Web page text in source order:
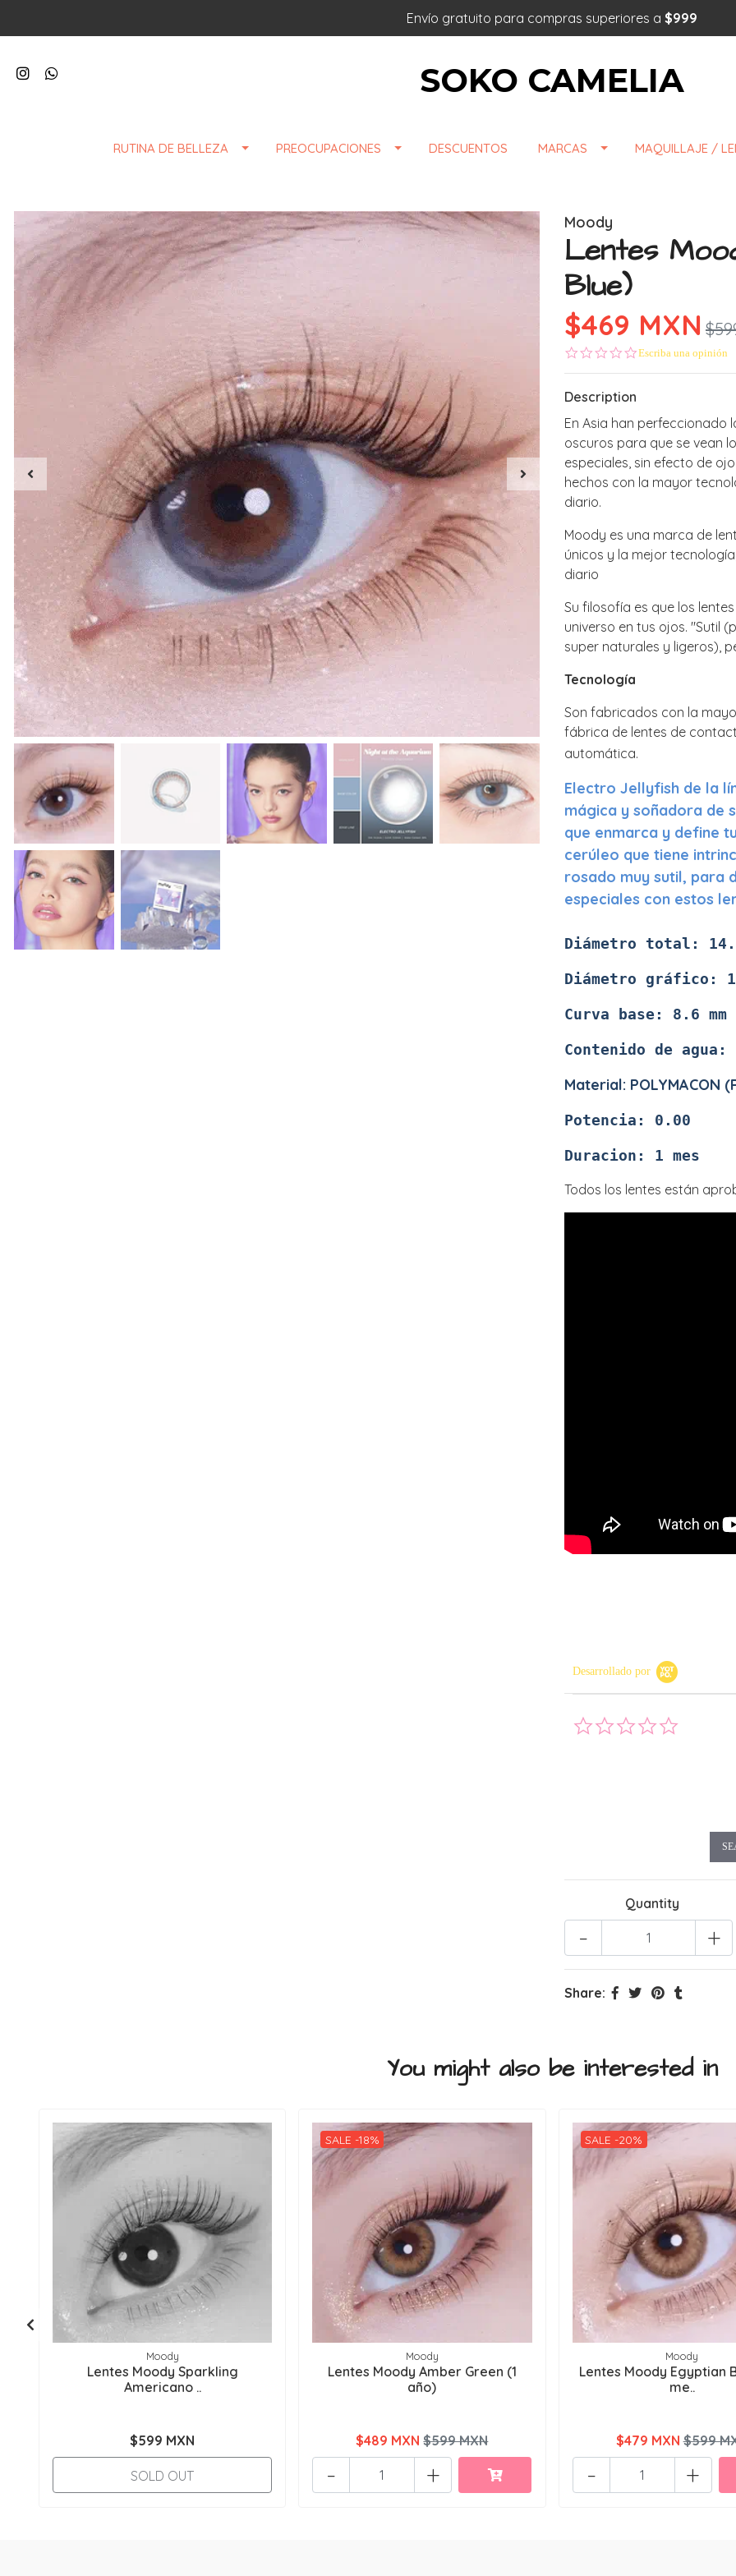
Envío gratuito para compras superiores a $999
SOKO CAMELIA
RUTINA DE BELLEZA PREOCUPACIONES DESCUENTOS MARCAS MAQUILLAJE /
Moody
Lentes
Blue)
$469 MXN
0.0 star rating
Escriba una opinión
Description
En Asia han
oscuros para que se vean
especiales, sin efecto de
hechos con la mayor
diario.
Moody es una marca de
únicos y la mejor
diario
Su filosofía es que los
universo en tus ojos. "Sutil
super naturales y ligeros),
Tecnología
Son fabricados con la
fábrica de lentes de
automática.
Electro Jellyfish de la
mágica y soñadora de
que enmarca y define
cerúleo que tiene
rosado muy sutil, para
especiales con estos
Diámetro total:
Diámetro gráfico:
Curva base: 8.6 mm
Contenido de agua:
Material:
Potencia: 0.00
Duracion: 1 mes
Todos los lentes están
Desarrollado por
Quantity
+
-
Share:
You might also be interested in
Moody
Lentes Moody Sparkling
Americano ..
$599 MXN
SOLD OUT
SALE -18%
Moody
Lentes Moody Amber Green (1
año)
$489 MXN $599 MXN
+
-
SALE -20%
Moody
Lentes Moody Egyptian
me..
$479 MXN $599
+
-